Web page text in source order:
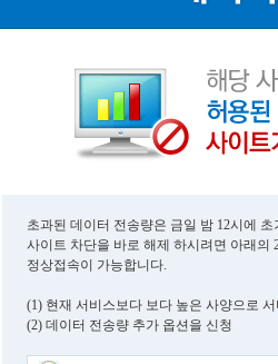
초과된 데이터 전송량은 금일 밤 12시에
사이트 차단을 바로 해제 하시려면 아래의
정상접속이 가능합니다.
(1) 현재 서비스보다 보다 높은 사양으로
(2) 데이터 전송량 추가 옵션을 신청